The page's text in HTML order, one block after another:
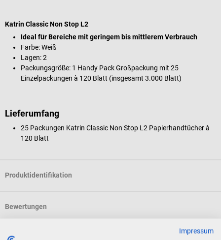
Katrin Classic Non Stop L2
Ideal für Bereiche mit geringem bis mittlerem Verbrauch
Farbe: Weiß
Lagen: 2
Packungsgröße: 1 Handy Pack Großpackung mit 25
Einzelpackungen à 120 Blatt (insgesamt 3.000 Blatt)
Lieferumfang
25 Packungen Katrin Classic Non Stop L2 Papierhandtücher à
120 Blatt
Produktidentifikation
Bewertungen
Impressum